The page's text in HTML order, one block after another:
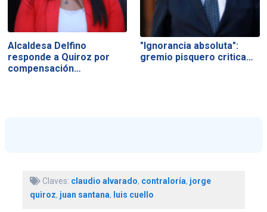
Alcaldesa Delfino
responde a Quiroz por
compensación…
"Ignorancia absoluta":
gremio pisquero critica…
Claves: claudio alvarado, contraloría, jorge
quiroz, juan santana, luis cuello